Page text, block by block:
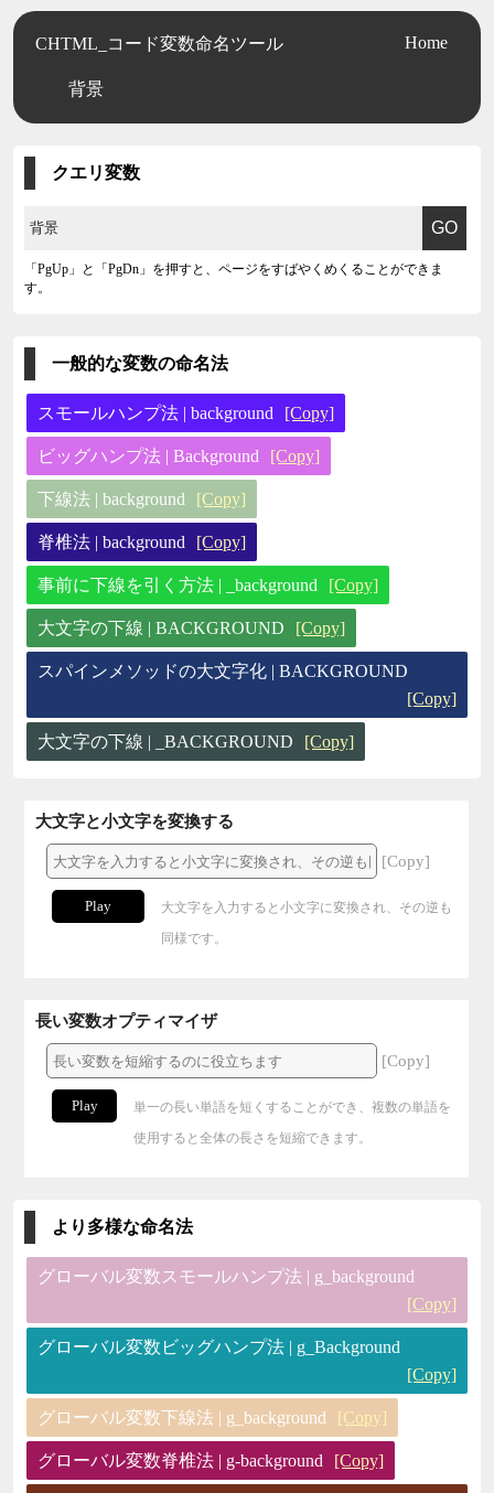
CHTML_コード変数命名ツール
背景
Home
クエリ変数
「PgUp」と「PgDn」を押すと、ページをすばやくめくることができま
す。
一般的な変数の命名法
スモールハンプ法 | background [Copy]
ビッグハンプ法 | Background [Copy]
下線法 | background [Copy]
脊椎法 | background [Copy]
事前に下線を引く方法 | _background [Copy]
大文字の下線 | BACKGROUND [Copy]
スパインメソッドの大文字化 | BACKGROUND
[Copy]
大文字の下線 | _BACKGROUND [Copy]
大文字と小文字を変換する
[Copy]
Play
大文字を入力すると小文字に変換され、その逆も
同様です。
長い変数オプティマイザ
[Copy]
Play
単一の長い単語を短くすることができ、複数の単語を
使用すると全体の長さを短縮できます。
より多様な命名法
グローバル変数スモールハンプ法 | g_background
[Copy]
グローバル変数ビッグハンプ法 | g_Background
[Copy]
グローバル変数下線法 | g_background [Copy]
グローバル変数脊椎法 | g-background [Copy]